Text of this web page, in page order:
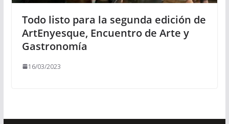
Todo listo para la segunda edición de
ArtEnyesque, Encuentro de Arte y
Gastronomía
16/03/2023